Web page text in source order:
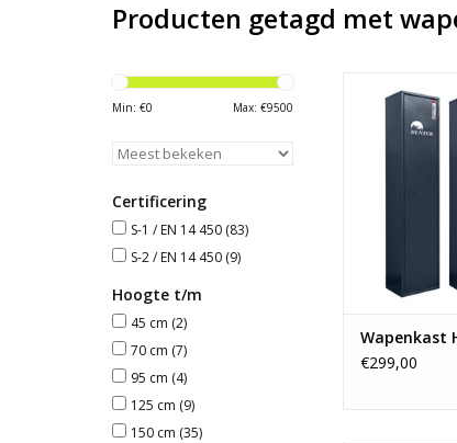
Producten getagd met
Min: €0 Max: €9500
Certificering
S-1 / EN 14 450 (83)
S-2 / EN 14 450 (9)
Hoogte t/m
45 cm (2)
70 cm (7)
95 cm (4)
125 cm (9)
150 cm (35)
stevigheid van
constructie het
TOEVOEGEN
Wapenkast
€299,00